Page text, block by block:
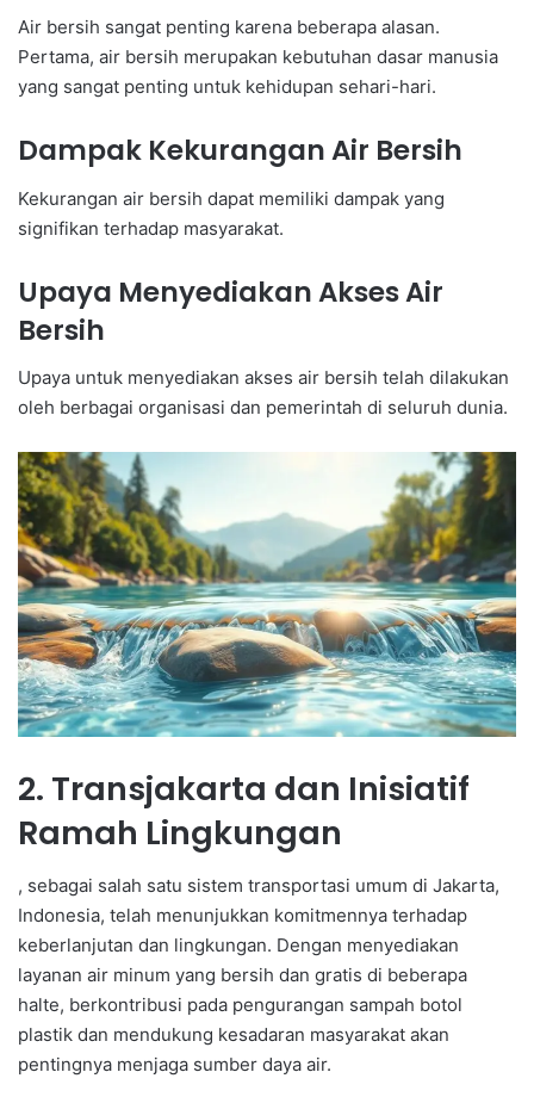
Air bersih sangat penting karena beberapa alasan.
Pertama, air bersih merupakan kebutuhan dasar manusia
yang sangat penting untuk kehidupan sehari-hari.
Dampak Kekurangan Air Bersih
Kekurangan air bersih dapat memiliki dampak yang
signifikan terhadap masyarakat.
Upaya Menyediakan Akses Air
Bersih
Upaya untuk menyediakan akses air bersih telah dilakukan
oleh berbagai organisasi dan pemerintah di seluruh dunia.
2. Transjakarta dan Inisiatif
Ramah Lingkungan
, sebagai salah satu sistem transportasi umum di Jakarta,
Indonesia, telah menunjukkan komitmennya terhadap
keberlanjutan dan lingkungan. Dengan menyediakan
layanan air minum yang bersih dan gratis di beberapa
halte, berkontribusi pada pengurangan sampah botol
plastik dan mendukung kesadaran masyarakat akan
pentingnya menjaga sumber daya air.